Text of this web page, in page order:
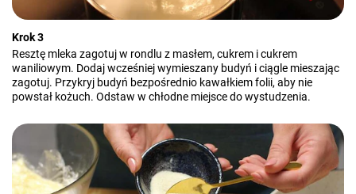
Krok 3
Resztę mleka zagotuj w rondlu z masłem, cukrem i cukrem
waniliowym. Dodaj wcześniej wymieszany budyń i ciągle mieszając
zagotuj. Przykryj budyń bezpośrednio kawałkiem folii, aby nie
powstał kożuch. Odstaw w chłodne miejsce do wystudzenia.